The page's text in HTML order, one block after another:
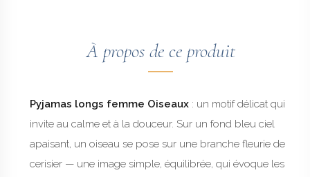
À propos de ce produit
Pyjamas longs femme Oiseaux : un motif délicat qui
invite au calme et à la douceur. Sur un fond bleu ciel
apaisant, un oiseau se pose sur une branche fleurie de
cerisier — une image simple, équilibrée, qui évoque les